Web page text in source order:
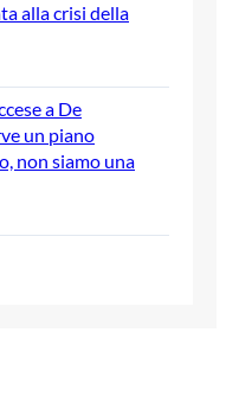
alla crisi della
a De
un piano
non siamo una